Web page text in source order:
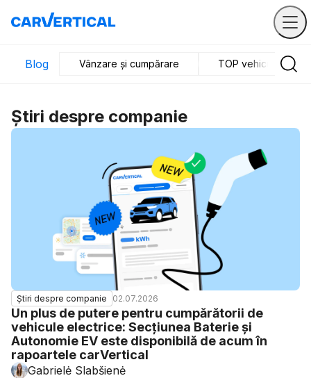
Blog Vânzare și cumpărare TOP vehicule
Știri despre companie
Știri despre companie 02.07.2026
Un plus de putere pentru cumpărătorii de
vehicule electrice: Secțiunea Baterie și
Autonomie EV este disponibilă de acum în
rapoartele carVertical
Gabrielė Slabšienė